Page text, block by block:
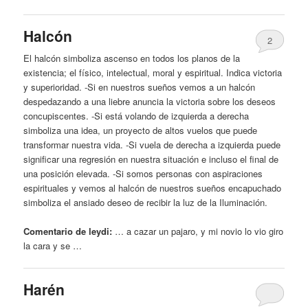
Halcón
2
El halcón simboliza ascenso en todos los planos de la
existencia; el físico, intelectual, moraly espiritual. Indica victoria
y superioridad. -Si en nuestros sueños vemos a un halcón
despedazando a una liebre anuncia la victoria sobre los deseos
concupiscentes. -Si está volando de izquierda a derecha
simboliza una idea, un proyecto de altos vuelos que puede
transformar nuestra vida. -Si vuela de derecha a izquierda puede
significar una regresión en nuestra situación e incluso el final de
una posición elevada. -Si somos personas con aspiraciones
espiritualesy vemos al halcón de nuestros sueños encapuchado
simboliza el ansiadodeseo de recibir la luz de la Iluminación.
Comentario de leydi: … a cazar un pajaro,y mi novio lo vio giro
la caray se …
Harén